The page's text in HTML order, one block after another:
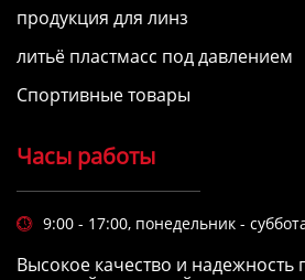
продукция для линз
литьё пластмасс под давлением
Спортивные товары
Часы работы
 9:00 - 17:00, понедельник -
Высокое качество и надежность